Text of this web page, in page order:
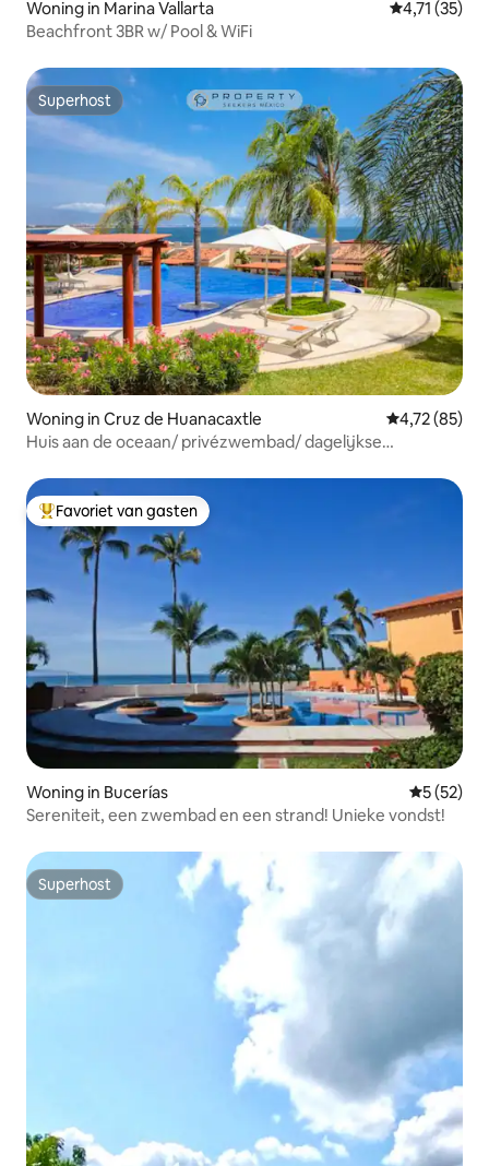
Woning in Marina Vallarta Gemiddelde
4,71 (35)
Beachfront 3BR w/ Pool & WiFi
Superhost
Superhost
Woning in Cruz de Huanacaxtle Gemiddelde
4,72 (85)
Huis aan de oceaan/ privézwembad/ dagelijkse
Topfavoriet van gasten
Favoriet van gasten
Woning in Bucerías
5 (52)
Sereniteit, een zwembad en een strand! Unieke vondst!
Superhost
Superhost